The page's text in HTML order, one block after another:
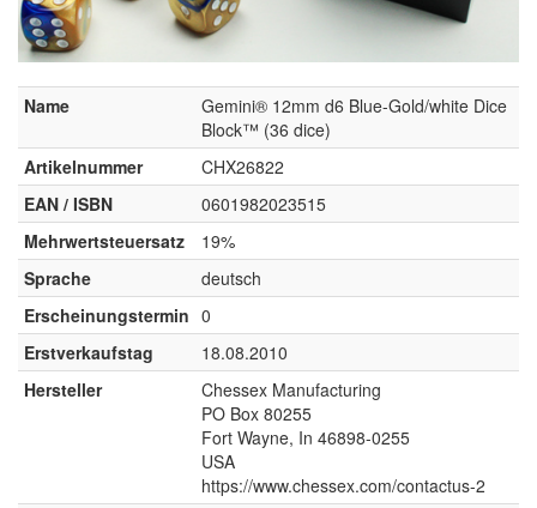
Name
Gemini® 12mm d6 Blue-Gold/white Dice
Block™ (36 dice)
Artikelnummer
CHX26822
EAN / ISBN
0601982023515
Mehrwertsteuersatz
19%
Sprache
deutsch
Erscheinungstermin 0
Erstverkaufstag
18.08.2010
Hersteller
Chessex Manufacturing
PO Box 80255
Fort Wayne, In 46898-0255
USA
https://www.chessex.com/contactus-2